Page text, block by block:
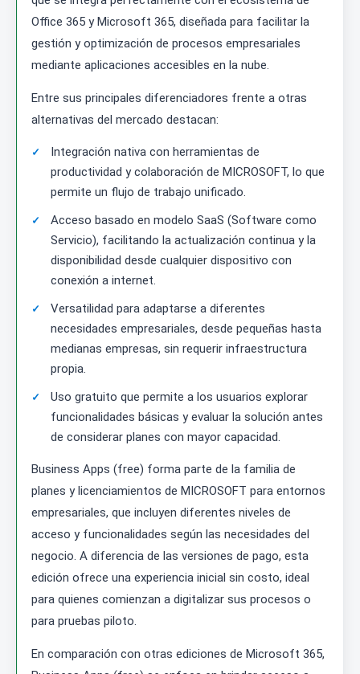
Office 365 y Microsoft 365, diseñada para facilitar la
gestión y optimización de procesos empresariales
mediante aplicaciones accesibles en la nube.
Entre sus principales diferenciadores frente a otras
alternativas del mercado destacan:
Integración nativa con herramientas de
productividad y colaboración de MICROSOFT, lo que
permite un flujo de trabajo unificado.
Acceso basado en modelo SaaS (Software como
Servicio), facilitando la actualización continua y la
disponibilidad desde cualquier dispositivo con
conexión a internet.
Versatilidad para adaptarse a diferentes
necesidades empresariales, desde pequeñas hasta
medianas empresas, sin requerir infraestructura
propia.
Uso gratuito que permite a los usuarios explorar
funcionalidades básicas y evaluar la solución antes
de considerar planes con mayor capacidad.
Business Apps (free) forma parte de la familia de
planes y licenciamientos de MICROSOFT para entornos
empresariales, que incluyen diferentes niveles de
acceso y funcionalidades según las necesidades del
negocio. A diferencia de las versiones de pago, esta
edición ofrece una experiencia inicial sin costo, ideal
para quienes comienzan a digitalizar sus procesos o
para pruebas piloto.
En comparación con otras ediciones de Microsoft 365,